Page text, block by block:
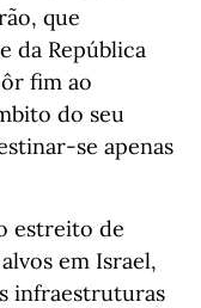
que
da República
fim ao
do seu
se apenas
estreito de
em Israel,
infraestruturas